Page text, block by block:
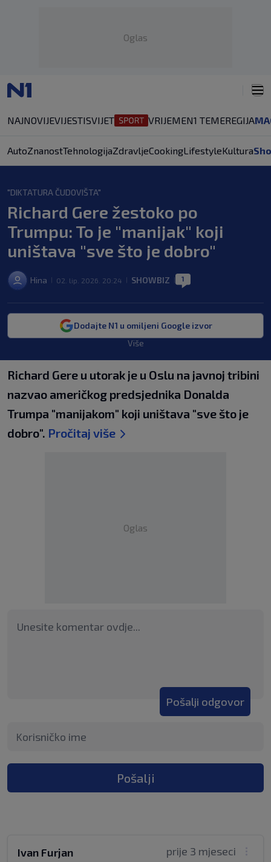
Oglas
NAJNOVIJEVIJESTISVIJET VRIJEMEN1 TEMEREGIJA
AutoZnanostTehnologijaZdravljeCookingLifestyleKultura
"DIKTATURA ČUDOVIŠTA"
Richard Gere žestoko po
Trumpu: To je "manijak" koji
uništava "sve što je dobro"
Hina 02. lip. 2026. 20:24 SHOWBIZ 1
Dodajte N1 u omiljeni Google izvor
Više
Richard Gere u utorak je u Oslu na javnoj tribini
nazvao američkog predsjednika Donalda
Trumpa "manijakom" koji uništava "sve što je
dobro". Pročitaj više
Oglas
Pošalji odgovor
Pošalji
prije 3 mjeseci
Ivan Furjan